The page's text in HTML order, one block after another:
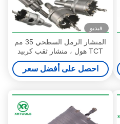
فيديو
المنشار الرمل السطحي 35 مم
TCT هول ، منشار ثقب كربيد
لقطع المعادن
احصل على أفضل سعر